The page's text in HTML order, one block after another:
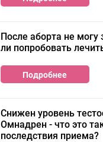
После аборта не
ли попробовать
Подробнее
Cнижен уровень
Омнадрен - что это
последствия приема?